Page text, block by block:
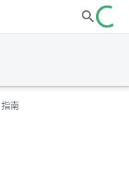
指南